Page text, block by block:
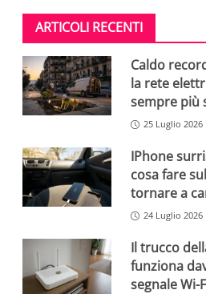
ARTICOLI RECENTI
Caldo
la rete
sempre più
25 Luglio 2026
IPhone
cosa fare
tornare a
24 Luglio 2026
Il trucco
funziona
segnale Wi-